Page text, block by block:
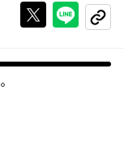
Xで投稿する
ライン
コピー
大胆にも金持ちの